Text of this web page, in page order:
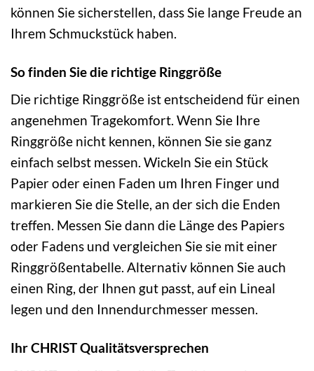
können Sie sicherstellen, dass Sie lange Freude an
Ihrem Schmuckstück haben.
So finden Sie die richtige Ringgröße
Die richtige Ringgröße ist entscheidend für einen
angenehmen Tragekomfort. Wenn Sie Ihre
Ringgröße nicht kennen, können Sie sie ganz
einfach selbst messen. Wickeln Sie ein Stück
Papier oder einen Faden um Ihren Finger und
markieren Sie die Stelle, an der sich die Enden
treffen. Messen Sie dann die Länge des Papiers
oder Fadens und vergleichen Sie sie mit einer
Ringgrößentabelle. Alternativ können Sie auch
einen Ring, der Ihnen gut passt, auf ein Lineal
legen und den Innendurchmesser messen.
Ihr CHRIST Qualitätsversprechen